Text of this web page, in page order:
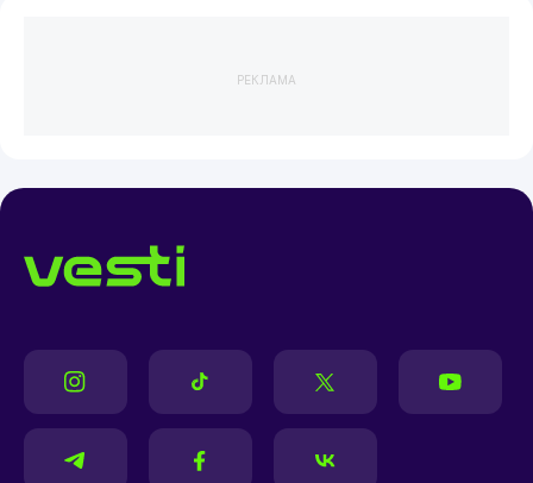
РЕКЛАМА